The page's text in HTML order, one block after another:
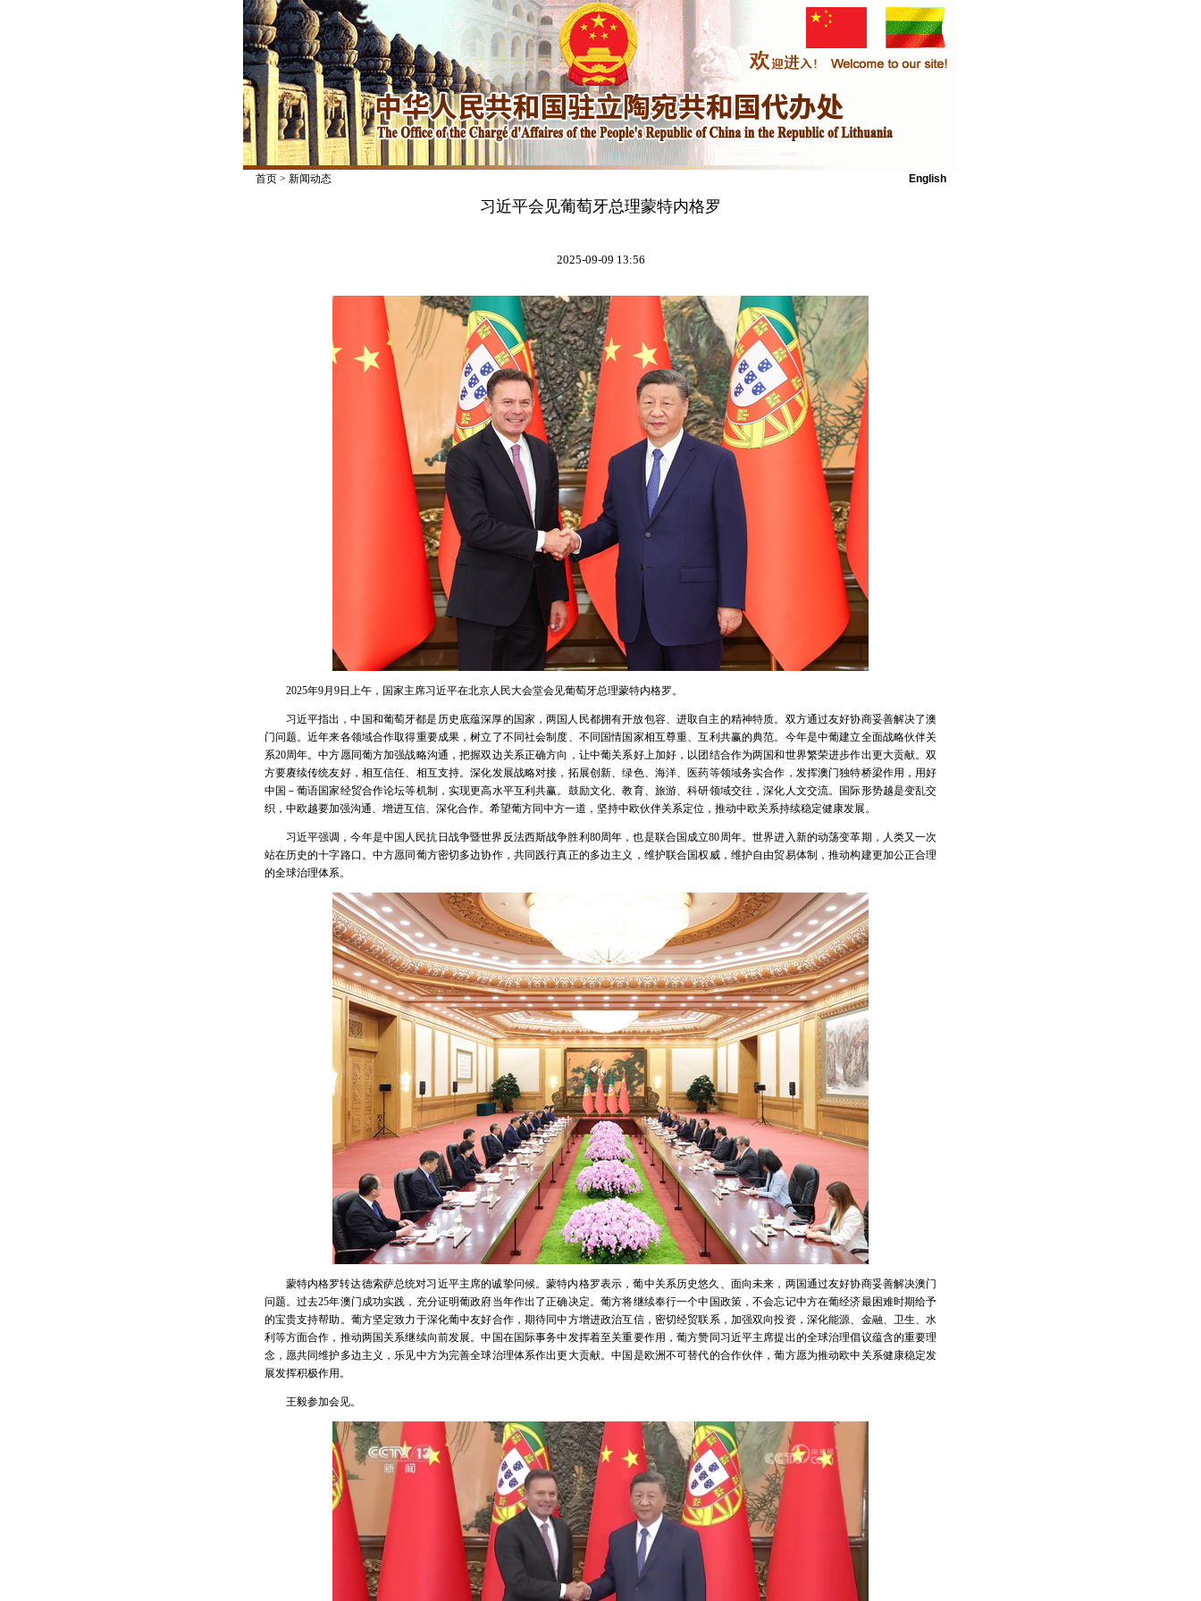
首页> 新闻动态 English
习近平会见葡萄牙总理蒙特内格罗
2025-09-09 13:56
2025年9月9日上午，国家主席习近平在北京人民大会堂会见葡萄牙总理蒙特内格罗。
习近平指出，中国和葡萄牙都是历史底蕴深厚的国家，两国人民都拥有开放包容、进取自主的精神特质。双方通过友好协商妥善解决了澳
门问题。近年来各领域合作取得重要成果，树立了不同社会制度、不同国情国家相互尊重、互利共赢的典范。今年是中葡建立全面战略伙伴关
系20周年。中方愿同葡方加强战略沟通，把握双边关系正确方向，让中葡关系好上加好，以团结合作为两国和世界繁荣进步作出更大贡献。双
方要赓续传统友好，相互信任、相互支持。深化发展战略对接，拓展创新、绿色、海洋、医药等领域务实合作，发挥澳门独特桥梁作用，用好
中国－葡语国家经贸合作论坛等机制，实现更高水平互利共赢。鼓励文化、教育、旅游、科研领域交往，深化人文交流。国际形势越是变乱交
织，中欧越要加强沟通、增进互信、深化合作。希望葡方同中方一道，坚持中欧伙伴关系定位，推动中欧关系持续稳定健康发展。
习近平强调，今年是中国人民抗日战争暨世界反法西斯战争胜利80周年，也是联合国成立80周年。世界进入新的动荡变革期，人类又一次
站在历史的十字路口。中方愿同葡方密切多边协作，共同践行真正的多边主义，维护联合国权威，维护自由贸易体制，推动构建更加公正合理
的全球治理体系。
蒙特内格罗转达德索萨总统对习近平主席的诚挚问候。蒙特内格罗表示，葡中关系历史悠久、面向未来，两国通过友好协商妥善解决澳门
问题。过去25年澳门成功实践，充分证明葡政府当年作出了正确决定。葡方将继续奉行一个中国政策，不会忘记中方在葡经济最困难时期给予
的宝贵支持帮助。葡方坚定致力于深化葡中友好合作，期待同中方增进政治互信，密切经贸联系，加强双向投资，深化能源、金融、卫生、水
利等方面合作，推动两国关系继续向前发展。中国在国际事务中发挥着至关重要作用，葡方赞同习近平主席提出的全球治理倡议蕴含的重要理
念，愿共同维护多边主义，乐见中方为完善全球治理体系作出更大贡献。中国是欧洲不可替代的合作伙伴，葡方愿为推动欧中关系健康稳定发
展发挥积极作用。
王毅参加会见。